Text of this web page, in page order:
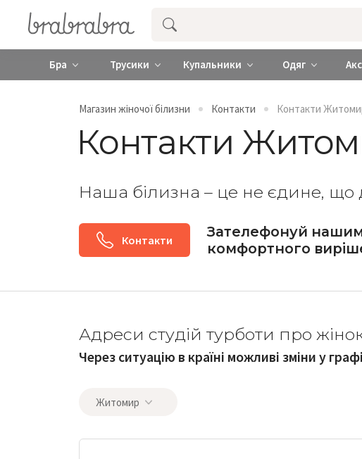
Купити нижню жіночу білизну ❤️ brabrabra ❤️
Бра Трусики Купальники Одяг
Магазин жіночої білизни Контакти Контакти
Контакти
Наша білизна – це не єдине, що
Контакти
Зателефонуй
комфортного
Адреси студій турботи про
Через ситуацію в країні можливі зміни у
Житомир